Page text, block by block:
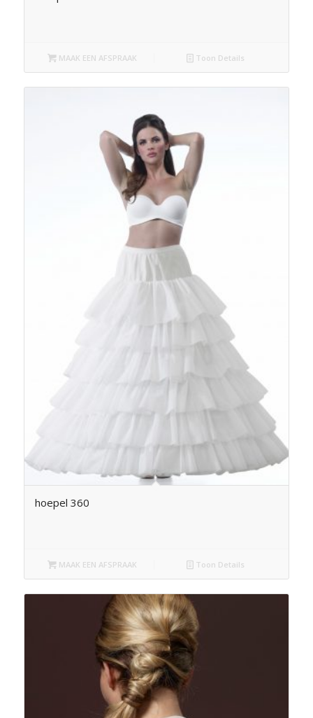
MAAK EEN AFSPRAAK Toon Details
hoepel 360
MAAK EEN AFSPRAAK Toon Details